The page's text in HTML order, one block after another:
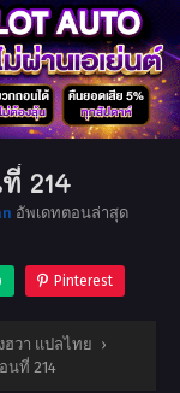
214
อัพเดทตอนล่าสุด
Pinterest
ฮวา แปลไทย ›
นที่ 214